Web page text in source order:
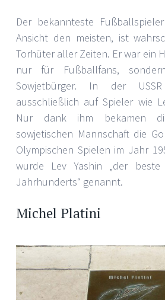
Der bekannteste
Ansicht den meisten, ist
Torhüter aller Zeiten. Er war ein
nur für Fußballfans,
Sowjetbürger. In der
ausschließlich auf Spieler wie
Nur dank ihm bekamen
sowjetischen Mannschaft die
Olympischen Spielen im Jahr
wurde Lev Yashin „der
Jahrhunderts“ genannt.
Michel Platini